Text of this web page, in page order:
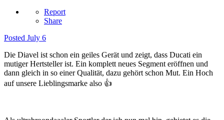
Report
Share
Posted July 6
Die Diavel ist schon ein geiles Gerät und zeigt, dass Ducati ein
mutiger Hertsteller ist. Ein komplett neues Segment eröffnen und
dann gleich in so einer Qualität, dazu gehört schon Mut. Ein Hoch
auf unsere Lieblingsmarke also 👍